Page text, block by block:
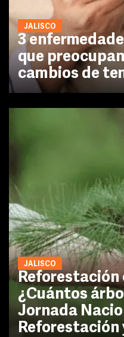
JALISCO
3
que
cambios de
JALISCO
Reforestación
¿Cuántos
Jornada
Reforestación